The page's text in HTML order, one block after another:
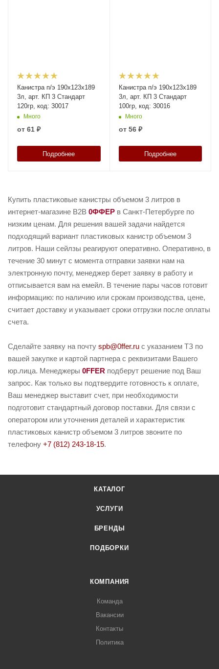
Канистра п/э 190х123х189
3л, арт. КП 3 Стандарт
120гр, код: 30017
Много
от 61 ₽
Подробнее
Канистра п/э 190х123х189
3л, арт. КП 3 Стандарт
100гр, код: 30016
Много
от 56 ₽
Подробнее
Купить пластиковые канистры объемом 3 литров в
интернет-магазине B2B 0ФФЕР в Санкт-Петербурге по
низким ценам. Для решения вашей задачи найдется
подходящий вариант пластиковых канистр объемом 3
литров. Наши сейлзы реагируют оперативно. Оперативно, в
течение 30 минут с момента отправки заявки нам на
электронную почту, менеджер берет заявку в работу и
отписывается вам на емейл. В течение пары часов готовит
информацию: по наличию или срокам производства, цене,
считает доставку и указывает сроки отгрузки после оплаты
счета.
Сделайте заявку на почту spb@0ffer.ru с указанием ТЗ по
вашей закупке и картой партнера с реквизитами Вашего
юр.лица. Менеджеры 0FFER подберут решение под Ваш
запрос. Как только вы подтвердите готовность к оплате,
Ваш менеджер выставит счет, при необходимости
подготовит стандартный договор поставки. Для связи с
оператором или уточнения деталей и характеристик
пластиковых канистр объемом 3 литров звоните по
телефону +7 (812) 243-18-15.
КАТАЛОГ
УСЛУГИ
БРЕНДЫ
ПОДБОРКИ
КОМПАНИЯ
Команда
Вакансии
Контакты
Политика